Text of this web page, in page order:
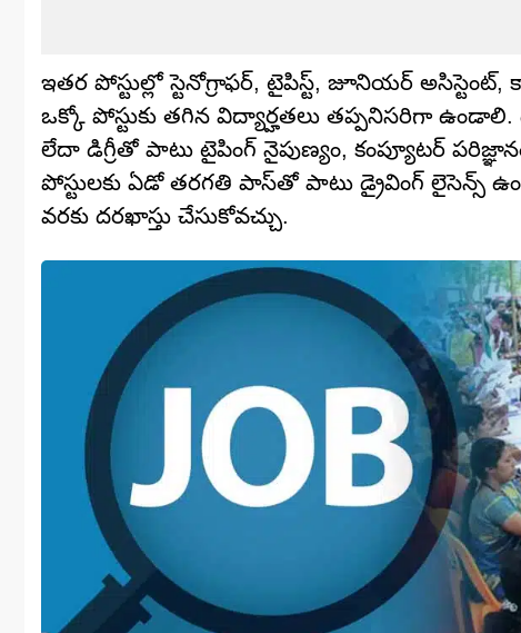
ఇతర పోస్టుల్లో స్టెనోగ్రాఫర్, టైపిస్ట్, జూనియర్
ఒక్కో పోస్టుకు తగిన విద్యార్హతలు తప్పనిసరిగా
లేదా డిగ్రీతో పాటు టైపింగ్ నైపుణ్యం, కంప్యూటర్
పోస్టులకు ఏడో తరగతి పాస్‌తో పాటు డ్రైవింగ్ లైసెన్స్
వరకు దరఖాస్తు చేసుకోవచ్చు.